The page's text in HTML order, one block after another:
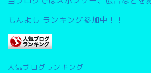
もんよし ランキング参加中！！
人気ブログランキング